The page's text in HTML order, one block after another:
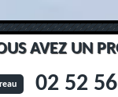
AVEZ UN
02 52